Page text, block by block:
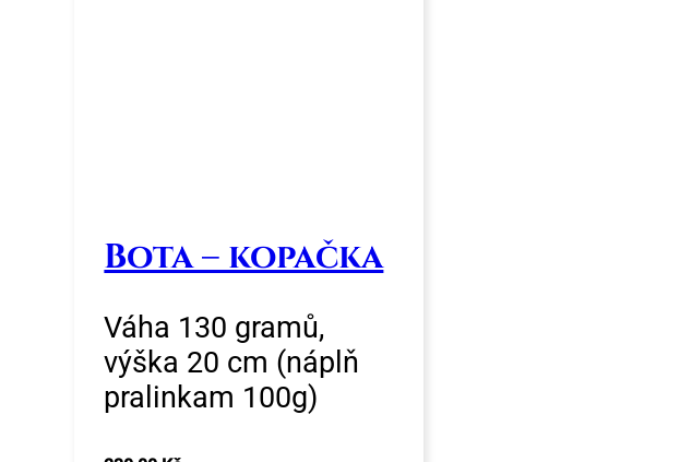
Bota – kopačka
Váha 130 gramů,
výška 20 cm (náplň
pralinkam 100g)